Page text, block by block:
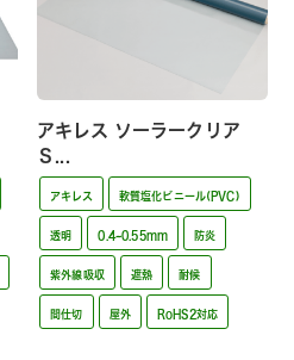
アキレス ソーラークリア
Ｓ...
アキレス 軟質塩化ビニール(PVC)
透明 0.4~0.55mm 防炎
紫外線吸収 遮熱 耐候
間仕切 屋外 RoHS2対応